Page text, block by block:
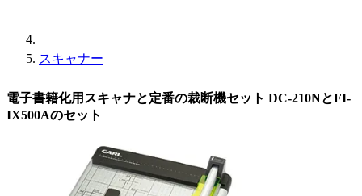
スキャナー
電子書籍化用スキャナと定番の裁断機セット DC-210NとFI-
IX500Aのセット